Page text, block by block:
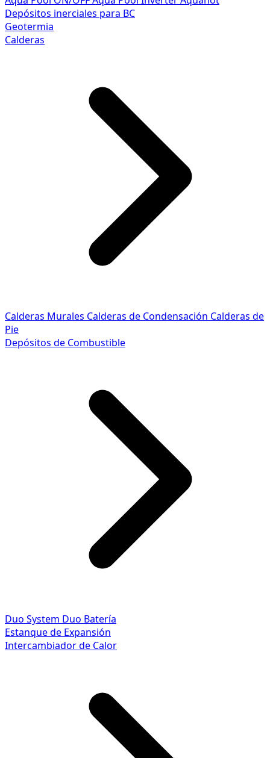
Depósitos inerciales para BC
Geotermia
Calderas
Calderas Murales Calderas de Condensación Calderas de
Pie
Depósitos de Combustible
Duo System Duo Batería
Estanque de Expansión
Intercambiador de Calor